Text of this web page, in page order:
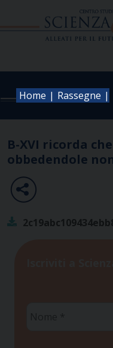
Home | Rassegne |
B-XVI ricorda
obbedendole